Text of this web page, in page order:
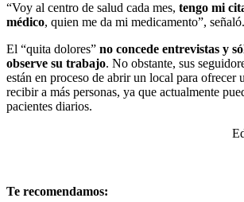
“Voy al centro de salud cada mes, tengo mi
médico, quien me da mi medicamento”, señaló.
El “quita dolores” no concede entrevistas y
observe su trabajo. No obstante, sus
están en proceso de abrir un local para ofrecer
recibir a más personas, ya que actualmente
pacientes diarios.
Te recomendamos: